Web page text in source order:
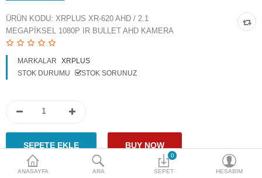
Ürün Güvenlik Sistemleri
Para Birimi
ANASAYFA ARA
0
SEPET HESABIM
ÜRÜN KODU: XRPLUS XR-620 AHD / 2.1
MEGAPIKSEL 1080P IR BULLET AHD KAMERA
MARKALAR
XRPLUS
STOK DURUMU
STOK SORUNUZ